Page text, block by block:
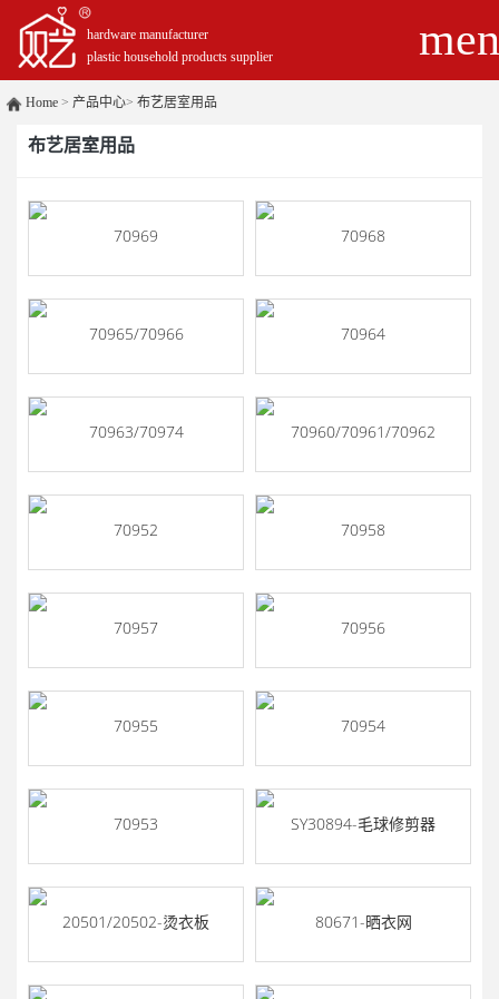
hardware manufacturer
plastic household products supplier
Home > 产品中心> 布艺居室用品
布艺居室用品
70969 70968
70965/70966 70964
70963/70974 70960/70961/70962
70952 70958
70957 70956
70955 70954
70953 SY30894-毛球修剪器
20501/20502-烫衣板 80671-晒衣网